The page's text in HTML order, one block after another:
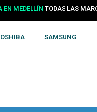
MEDELLÍN
EN COLOMBIATODAS LAS
SAMSUNG